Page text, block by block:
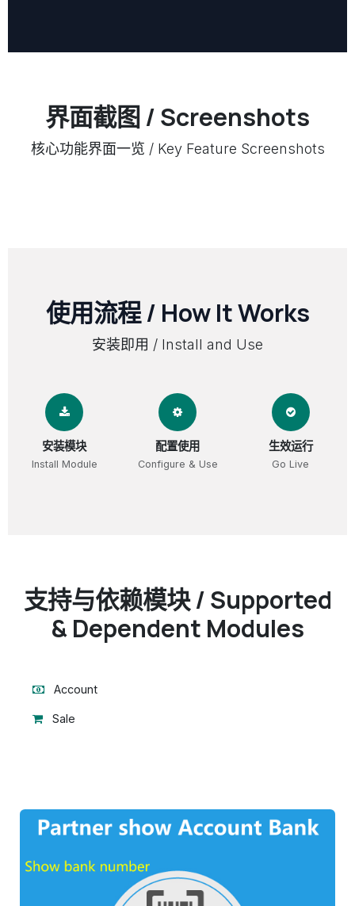
界面截图 / Screenshots
核心功能界面一览 / Key Feature Screenshots
使用流程 / How It Works
安装即用 / Install and Use
安装模块
Install Module
配置使用
Configure & Use
生效运行
Go Live
支持与依赖模块 / Supported
& Dependent Modules
Account
Sale